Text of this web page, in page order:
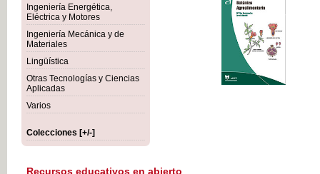
Ingeniería Energética,
Eléctrica y Motores
Ingeniería Mecánica y de
Materiales
Lingüística
Otras Tecnologías y Ciencias
Aplicadas
Varios
Colecciones [+/-]
Recursos educativos en abierto